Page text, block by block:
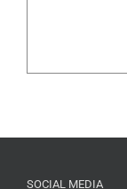
SOCIAL MEDIA